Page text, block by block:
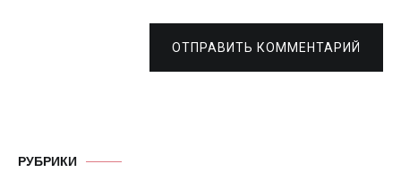
ОТПРАВИТЬ КОММЕНТАРИЙ
РУБРИКИ